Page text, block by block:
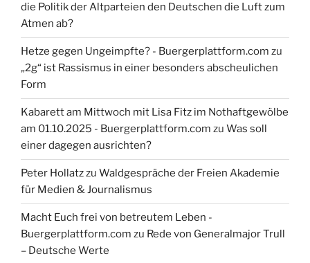
die Politik der Altparteien den Deutschen die Luft zum
Atmen ab?
Hetze gegen Ungeimpfte? - Buergerplattform.com zu
„2g“ ist Rassismus in einer besonders abscheulichen
Form
Kabarett am Mittwoch mit Lisa Fitz im Nothaftgewölbe
am 01.10.2025 - Buergerplattform.com zu Was soll
einer dagegen ausrichten?
Peter Hollatzzu Waldgespräche der Freien Akademie
für Medien & Journalismus
Macht Euch frei von betreutem Leben -
Buergerplattform.com zu Rede von Generalmajor Trull
– Deutsche Werte